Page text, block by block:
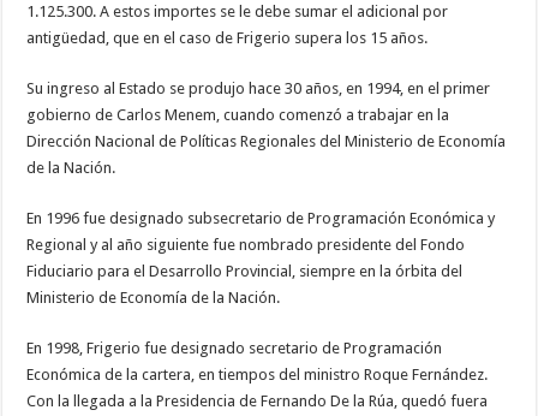
1.125.300. A estos importes se le debe sumar el adicional por
antigüedad, que en el caso de Frigerio supera los 15 años.
Su ingreso al Estado se produjo hace 30 años, en 1994, en el primer
gobierno de Carlos Menem, cuando comenzó a trabajar en la
Dirección Nacional de Políticas Regionales del Ministerio de Economía
de la Nación.
En 1996 fue designado subsecretario de Programación Económica y
Regional y al año siguiente fue nombrado presidente del Fondo
Fiduciario para el Desarrollo Provincial, siempre en la órbita del
Ministerio de Economía de la Nación.
En 1998, Frigerio fue designado secretario de Programación
Económica de la cartera, en tiempos del ministro Roque Fernández.
Con la llegada a la Presidencia de Fernando De la Rúa, quedó fuera